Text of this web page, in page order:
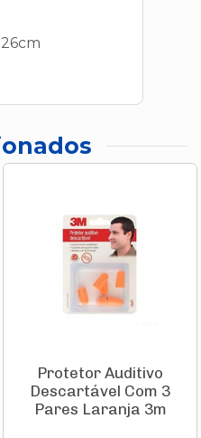
Protetor Auditivo
Descartável Com 3
Pares Laranja 3m